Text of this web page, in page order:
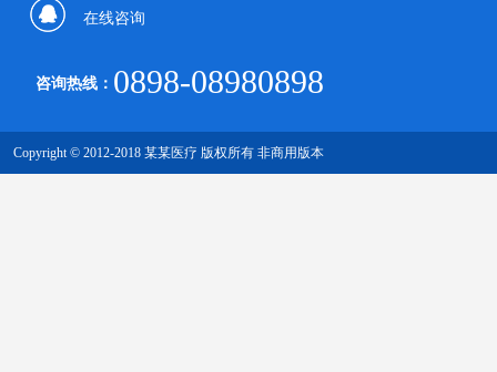
传真：0000-0000-000
在线咨询
咨询热线： 0898-08980898
Copyright © 2012-2018 某某医疗 版权所有 非商用版本